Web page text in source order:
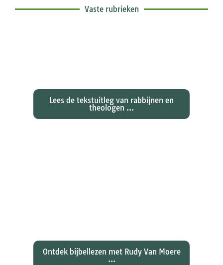
Vaste rubrieken
Lees de tekstuitleg van rabbijnen en
theologen ...
Ontdek bijbellezen met Rudy Van Moere
...